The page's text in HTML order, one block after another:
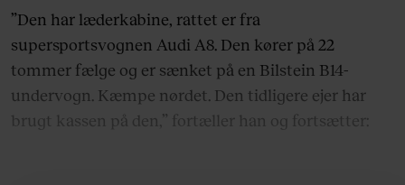
”Den har læderkabine, rattet er fra
supersportsvognen Audi A8. Den kører på 22
tommer fælge og er sænket på en Bilstein B14-
undervogn. Kæmpe nørdet. Den tidligere ejer har
brugt kassen på den,” fortæller han og fortsætter: